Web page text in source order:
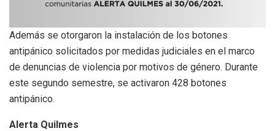
Además se otorgaron la instalación de los botones
antipánico solicitados por medidas judiciales en el marco
de denuncias de violencia por motivos de género. Durante
este segundo semestre, se activaron 428 botones
antipánico.
Alerta Quilmes